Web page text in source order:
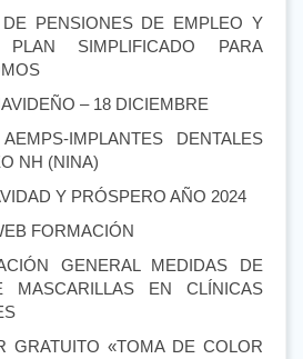
DE PENSIONES DE EMPLEO Y
PLAN SIMPLIFICADO PARA
– 18 DICIEMBRE
IMPLANTES DENTALES
NH (NINA)
Y PRÓSPERO AÑO 2024
FORMACIÓN
GENERAL MEDIDAS DE
MASCARILLAS EN CLÍNICAS
GRATUITO «TOMA DE COLOR